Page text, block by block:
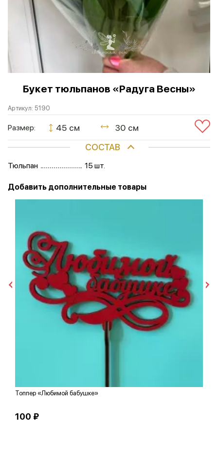
Букет тюльпанов «Радуга Весны»
Артикул: 5190
Размер: 45 см
30 см
СОСТАВ
Тюльпан 15 шт.
Добавить дополнительные товары
Топпер «Любимой бабушке»
100 ₽